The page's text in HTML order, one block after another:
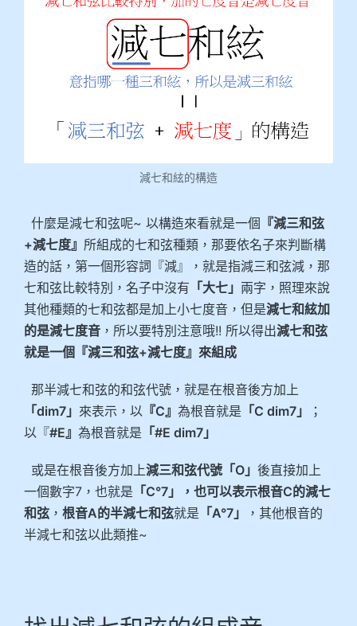
減七和絃的構造
什麼是減七和弦呢~ 以構造來看就是一個 『減三和弦
+減七度』 所組成的七和弦種類，那要依名子來判斷構
造的話，第一個形容詞『減』，就是指減三和弦減，那
七和弦比較特別，名子中沒有 「大七」 兩字，照理來說
其他種類的七和弦都是加上小七度音，但是減七和絃加
的是減七度音 ，所以要特別注意哦!! 所以得出減七和弦
就是一個『減三和弦+減七度』來組成
那半減七和弦的和弦代號，就是在根音後方加上
「dim7」 來表示，以 『C』 為根音就是 「C dim7」
；
以『#E』 為根音就是 「#E dim7」
或是在根音後方加上減三和弦代號「O」 後直接加上
一個數字7，也就是 「C°7」，也可以表示根音C的減七
和弦 ， 根音A的半減七和弦就是 「A°7」
，其他根音的
半減七和弦以此類推~